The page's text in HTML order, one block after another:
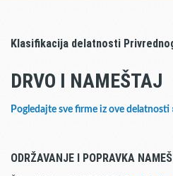
Klasifikacija delatnosti
DRVO I NAMEŠTAJ
Pogledajte sve firme iz ove delatnosti
ODRŽAVANJE I POPRAVKA